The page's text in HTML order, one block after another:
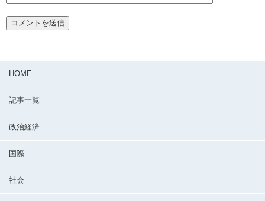
HOME
記事一覧
政治経済
国際
社会